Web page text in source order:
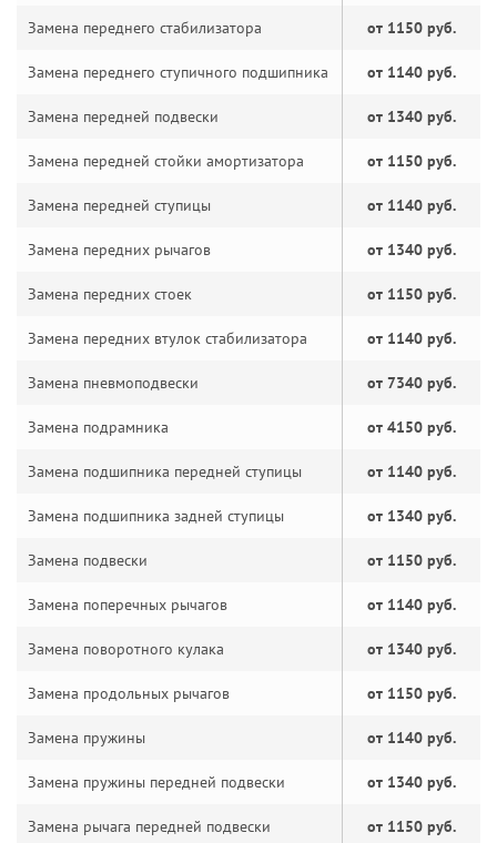
Замена переднего стабилизатора от 1150 руб.
Замена переднего ступичного подшипника от 1140 руб.
Замена передней подвески от 1340 руб.
Замена передней стойки амортизатора от 1150 руб.
Замена передней ступицы от 1140 руб.
Замена передних рычагов от 1340 руб.
Замена передних стоек от 1150 руб.
Замена передних втулок стабилизатора от 1140 руб.
Замена пневмоподвески от 7340 руб.
Замена подрамника от 4150 руб.
Замена подшипника передней ступицы от 1140 руб.
Замена подшипника задней ступицы от 1340 руб.
Замена подвески от 1150 руб.
Замена поперечных рычагов от 1140 руб.
Замена поворотного кулака от 1340 руб.
Замена продольных рычагов от 1150 руб.
Замена пружины от 1140 руб.
Замена пружины передней подвески от 1340 руб.
Замена рычага передней подвески от 1150 руб.